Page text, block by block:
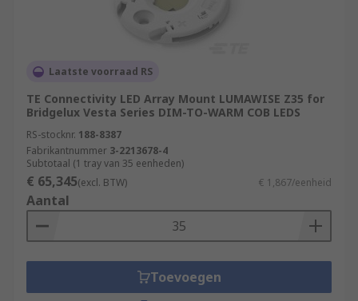
Laatste voorraad RS
TE Connectivity LED Array Mount LUMAWISE Z35 for
Bridgelux Vesta Series DIM-TO-WARM COB LEDS
RS-stocknr. 188-8387
Fabrikantnummer 3-2213678-4
Subtotaal (1 tray van 35 eenheden)
€ 65,345(excl. BTW) € 1,867/eenheid
Aantal
Toevoegen